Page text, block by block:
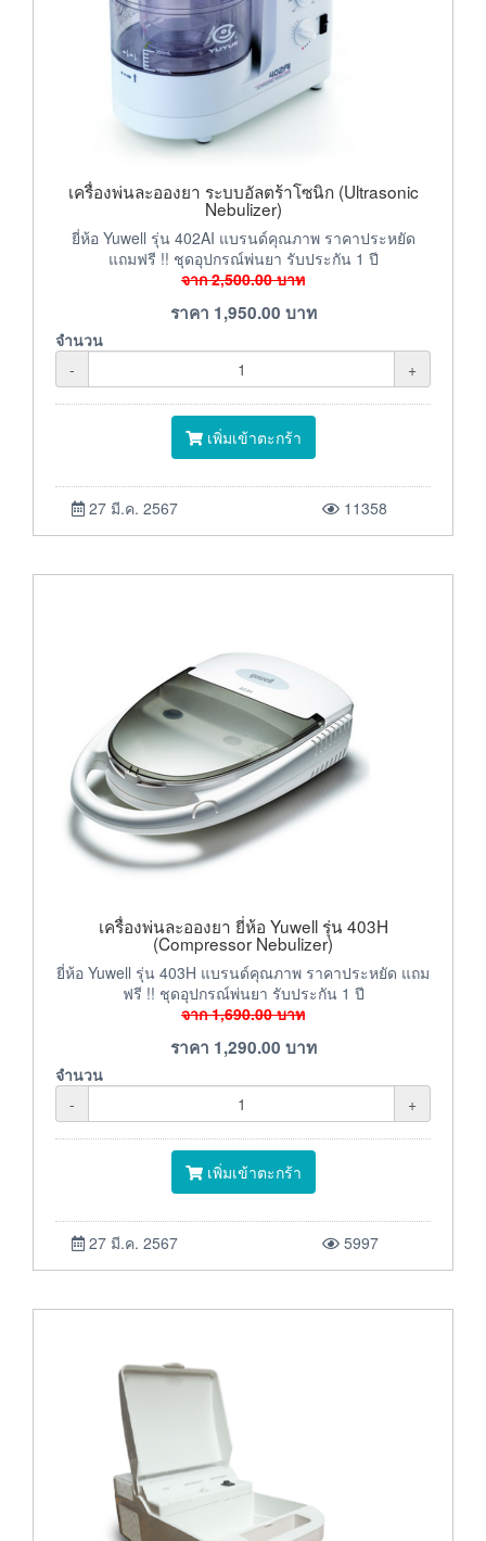
เครื่องพ่นละอองยา ระบบอัลตร้าโซนิก (Ultrasonic
Nebulizer)
ยี่ห้อ Yuwell รุ่น 402AI แบรนด์คุณภาพ ราคาประหยัด
แถมฟรี !! ชุดอุปกรณ์พ่นยา รับประกัน 1 ปี
จาก2,500.00บาท
ราคา 1,950.00 บาท
จำนวน
-
+
เพิ่มเข้าตะกร้า
27 มี.ค. 2567 11358
เครื่องพ่นละอองยา ยี่ห้อ Yuwell รุ่น 403H
(Compressor Nebulizer)
ยี่ห้อ Yuwell รุ่น 403H แบรนด์คุณภาพ ราคาประหยัด แถม
ฟรี !! ชุดอุปกรณ์พ่นยา รับประกัน 1 ปี
จาก1,690.00บาท
ราคา 1,290.00 บาท
จำนวน
-
+
เพิ่มเข้าตะกร้า
27 มี.ค. 2567 5997